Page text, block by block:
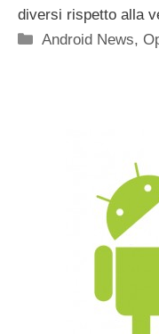
diversi rispetto alla
Categorie
Android News,